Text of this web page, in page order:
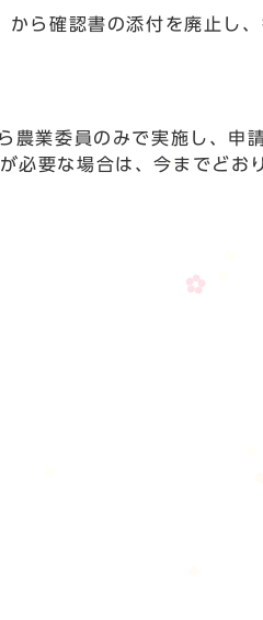
ら確認書の添付を廃止し
業委員のみで実施し、申
必要な場合は、今までどお